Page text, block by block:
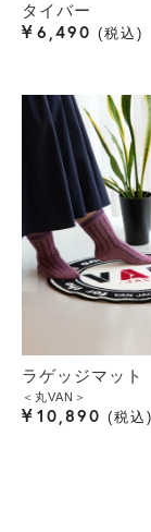
タイバー
¥ 6,490 税込
ラゲッジマット
＜丸VAN＞
¥ 10,890 税込